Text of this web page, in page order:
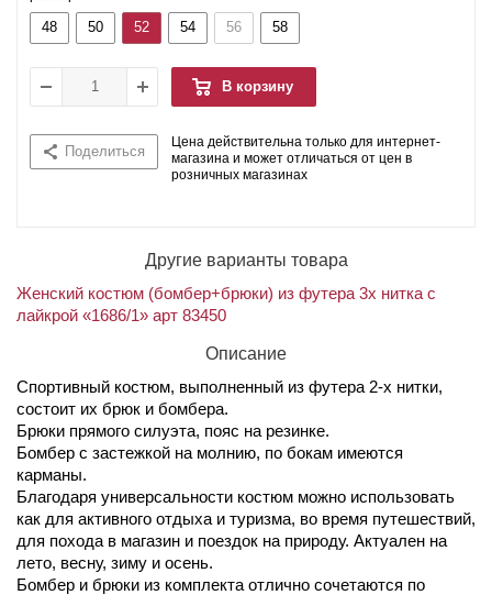
48 50 52 54 56 58
В корзину
Поделиться
Цена действительна только для интернет-
магазина и может отличаться от цен в
розничных магазинах
Другие варианты товара
Женский костюм (бомбер+брюки) из футера 3х нитка с
лайкрой «1686/1» арт 83450
Описание
Спортивный костюм, выполненный из футера 2-х нитки,
состоит их брюк и бомбера.
Брюки прямого силуэта, пояс на резинке.
Бомбер с застежкой на молнию, по бокам имеются
карманы.
Благодаря универсальности костюм можно использовать
как для активного отдыха и туризма, во время путешествий,
для похода в магазин и поездок на природу. Актуален на
лето, весну, зиму и осень.
Бомбер и брюки из комплекта отлично сочетаются по